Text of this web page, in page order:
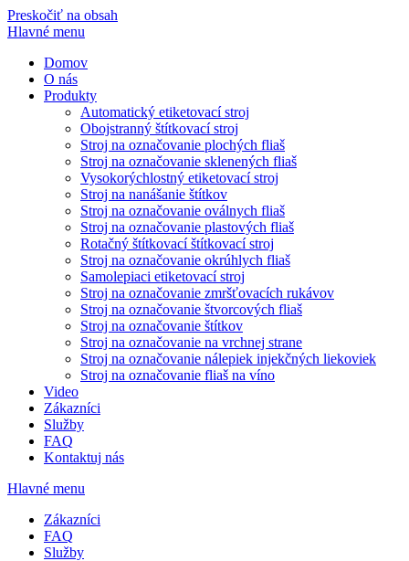
Preskočiť na obsah
Hlavné menu
Domov
O nás
Produkty
Automatický etiketovací stroj
Obojstranný štítkovací stroj
Stroj na označovanie plochých fliaš
Stroj na označovanie sklenených fliaš
Vysokorýchlostný etiketovací stroj
Stroj na nanášanie štítkov
Stroj na označovanie oválnych fliaš
Stroj na označovanie plastových fliaš
Rotačný štítkovací štítkovací stroj
Stroj na označovanie okrúhlych fliaš
Samolepiaci etiketovací stroj
Stroj na označovanie zmršťovacích rukávov
Stroj na označovanie štvorcových fliaš
Stroj na označovanie štítkov
Stroj na označovanie na vrchnej strane
Stroj na označovanie nálepiek injekčných liekoviek
Stroj na označovanie fliaš na víno
Video
Zákazníci
Služby
FAQ
Kontaktuj nás
Hlavné menu
Zákazníci
FAQ
Služby